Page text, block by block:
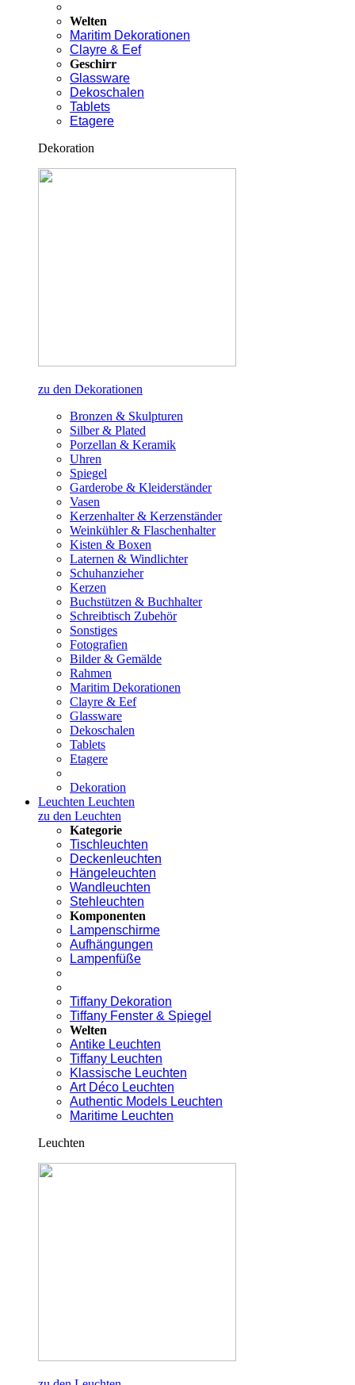
Welten
Maritim Dekorationen
Clayre & Eef
Geschirr
Glassware
Dekoschalen
Tablets
Etagere
Dekoration
zu den Dekorationen
Bronzen & Skulpturen
Silber & Plated
Porzellan & Keramik
Uhren
Spiegel
Garderobe & Kleiderständer
Vasen
Kerzenhalter & Kerzenständer
Weinkühler & Flaschenhalter
Kisten & Boxen
Laternen & Windlichter
Schuhanzieher
Kerzen
Buchstützen & Buchhalter
Schreibtisch Zubehör
Sonstiges
Fotografien
Bilder & Gemälde
Rahmen
Maritim Dekorationen
Clayre & Eef
Glassware
Dekoschalen
Tablets
Etagere
Dekoration
Leuchten Leuchten
zu den Leuchten
Kategorie
Tischleuchten
Deckenleuchten
Hängeleuchten
Wandleuchten
Stehleuchten
Komponenten
Lampenschirme
Aufhängungen
Lampenfüße
Tiffany Dekoration
Tiffany Fenster & Spiegel
Welten
Antike Leuchten
Tiffany Leuchten
Klassische Leuchten
Art Déco Leuchten
Authentic Models Leuchten
Maritime Leuchten
Leuchten